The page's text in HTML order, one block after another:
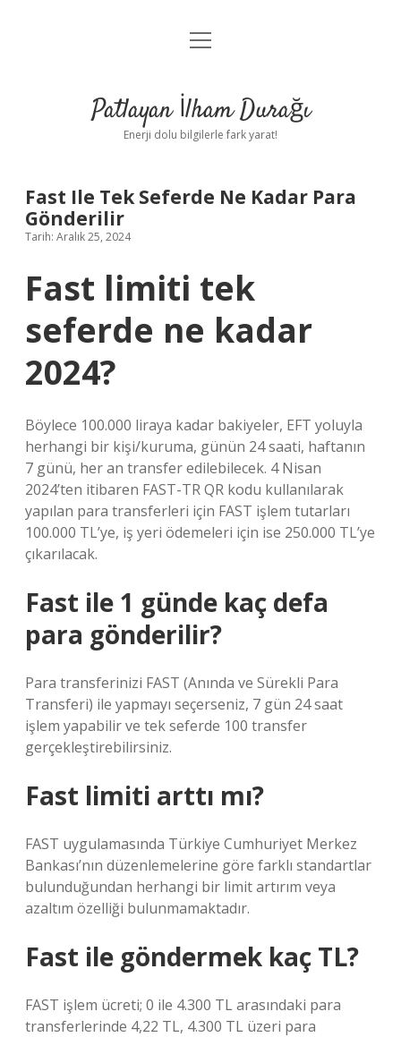
Anasayfa
Yasal Uyarı
menüyü
Patlayan İlham Durağı
Enerji dolu bilgilerle fark yarat!
Fast Ile Tek Seferde Ne Kadar Para
Gönderilir
Tarih: Aralık 25, 2024
Fast limiti tek
seferde ne kadar
2024?
Böylece 100.000 liraya kadar bakiyeler, EFT yoluyla
herhangi bir kişi/kuruma, günün 24 saati, haftanın
7 günü, her an transfer edilebilecek. 4 Nisan
2024’ten itibaren FAST-TR QR kodu kullanılarak
yapılan para transferleri için FAST işlem tutarları
100.000 TL’ye, iş yeri ödemeleri için ise 250.000 TL’ye
çıkarılacak.
Fast ile 1 günde kaç defa
para gönderilir?
Para transferinizi FAST (Anında ve Sürekli Para
Transferi) ile yapmayı seçerseniz, 7 gün 24 saat
işlem yapabilir ve tek seferde 100 transfer
gerçekleştirebilirsiniz.
Fast limiti arttı mı?
FAST uygulamasında Türkiye Cumhuriyet Merkez
Bankası’nın düzenlemelerine göre farklı standartlar
bulunduğundan herhangi bir limit artırım veya
azaltım özelliği bulunmamaktadır.
Fast ile göndermek kaç TL?
FAST işlem ücreti; 0 ile 4.300 TL arasındaki para
transferlerinde 4,22 TL, 4.300 TL üzeri para